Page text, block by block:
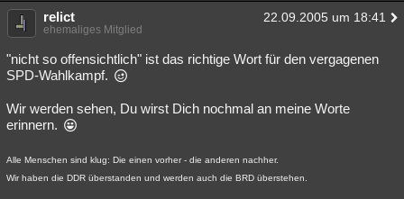
relict 22.09.2005 um 18:41
ehemaliges Mitglied
"nicht so offensichtlich" ist das richtige Wort für den vergagenen
SPD-Wahlkampf.
Wir werden sehen, Du wirst Dich nochmal an meine Worte
erinnern.
Alle Menschen sind klug: Die einen vorher - die anderen nachher.
Wir haben die DDR überstanden und werden auch die BRD überstehen.